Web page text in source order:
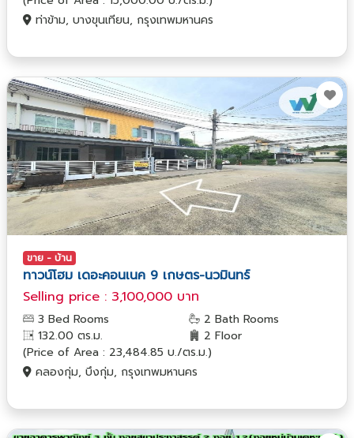
ท่าข้าม, บางขุนเทียน, กรุงเทพมหานคร
ขาย - บ้าน
ทาวน์โฮม เดอะคอนเนค 9 เกษตร-นวมินทร์
Selling price : 3,100,000 บาท
3 Bed Rooms
2 Bath Rooms
132.00 ตร.ม.
2 Floor
(Price of Area : 23,484.85 บ./ตร.ม.)
คลองกุ่ม, บึงกุ่ม, กรุงเทพมหานคร